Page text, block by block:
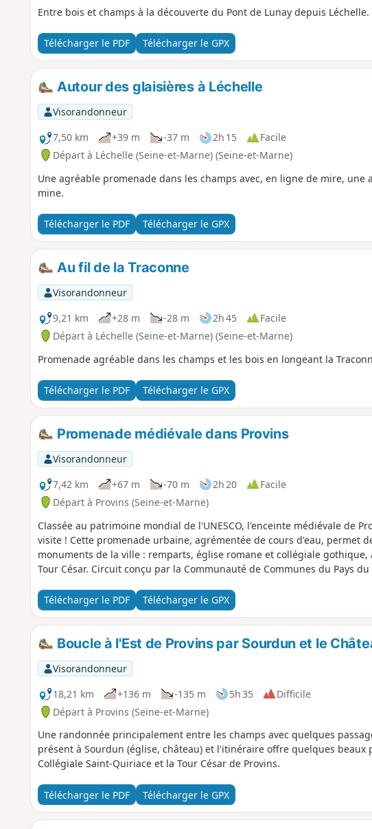
Entre bois et champs à la découverte du Pont de Lunay depuis Léchelle.
Télécharger le PDF Télécharger le GPX
Autour des glaisières à Léchelle
Visorandonneur
7,50 km
+39 m -37 m 2h 15
Facile
Départ à Léchelle (Seine-et-Marne) (Seine-et-Marne)
Une agréable promenade dans les champs avec, en ligne de mire,
mine.
Télécharger le PDF Télécharger le GPX
Au fil de la Traconne
Visorandonneur
9,21 km
+28 m -28 m 2h 45
Facile
Départ à Léchelle (Seine-et-Marne) (Seine-et-Marne)
Promenade agréable dans les champs et les bois en longeant la
Télécharger le PDF Télécharger le GPX
Promenade médiévale dans Provins
Visorandonneur
7,42 km
+67 m -70 m 2h 20
Facile
Départ à Provins (Seine-et-Marne)
Classée au patrimoine mondial de l'UNESCO, l'enceinte médiévale de
visite ! Cette promenade urbaine, agrémentée de cours d'eau, permet
monuments de la ville : remparts, église romane et collégiale gothique,
Tour César. Circuit conçu par la Communauté de Communes du Pays du
Télécharger le PDF Télécharger le GPX
Boucle à l'Est de Provins par Sourdun et le
Visorandonneur
18,21 km
+136 m -135 m 5h 35
Difficile
Départ à Provins (Seine-et-Marne)
Une randonnée principalement entre les champs avec quelques
présent à Sourdun (église, château) et l'itinéraire offre quelques
Collégiale Saint-Quiriace et la Tour César de Provins.
Télécharger le PDF Télécharger le GPX